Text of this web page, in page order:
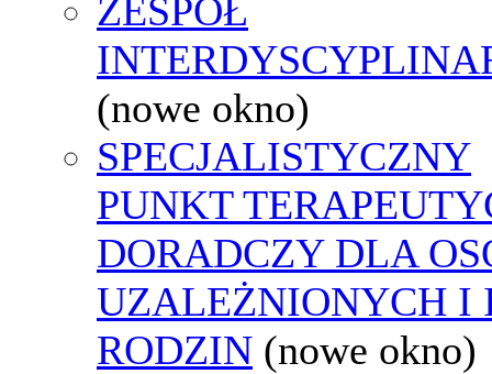
ZESPÓŁ
(nowe okno)
SPECJALISTYCZNY
PUNKT
DORADCZY DLA
UZALEŻNIONYCH I
RODZIN (nowe okno)